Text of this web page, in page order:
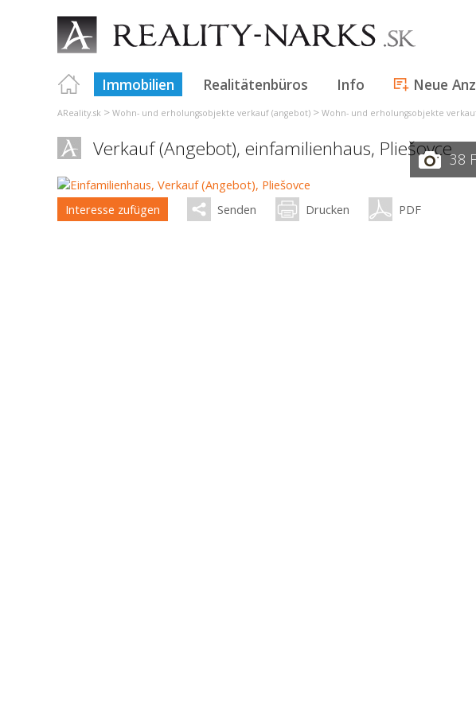
Immobilien Realitätenbüros Info Neue
AReality.sk > Wohn- und erholungsobjekte verkauf (angebot) > Wohn- und erholungsobjekte
Verkauf (Angebot), einfamilienhaus, Pliešovce38
Interesse zufügen Senden Drucken PDF